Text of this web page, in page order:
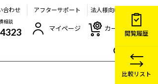
合わせ アフターサポート 法人様向け
相談
マイページ カート
閲覧履歴
比較リスト